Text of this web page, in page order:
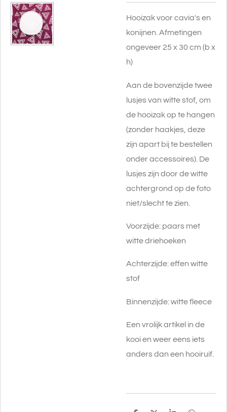
Hooizak voor cavia's en
konijnen. Afmetingen
ongeveer 25 x 30 cm (b x
h)
Aan de bovenzijde twee
lusjes van witte stof, om
de hooizak op te hangen
(zonder haakjes, deze
zijn apart bij te bestellen
onder accessoires). De
lusjes zijn door de witte
achtergrond op de foto
niet/slecht te zien.
Voorzijde: paars met
witte driehoeken
Achterzijde: effen witte
stof
Binnenzijde: witte fleece
Een vrolijk artikel in de
kooi en weer eens iets
anders dan een hooiruif.